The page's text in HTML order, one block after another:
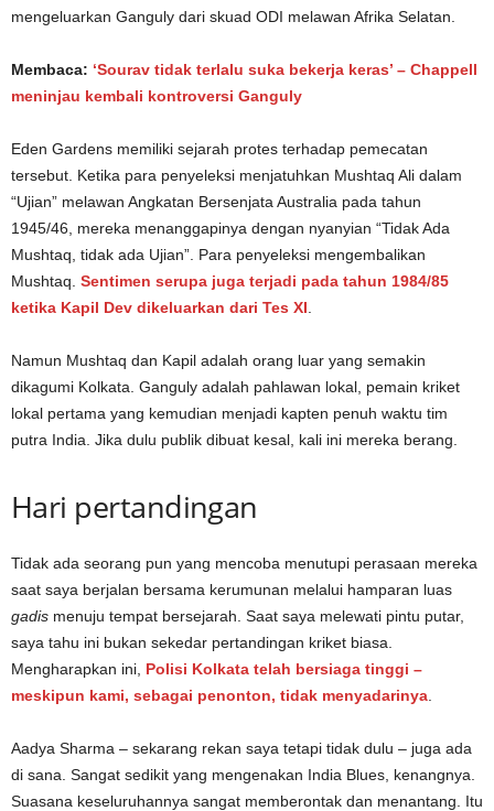
mengeluarkan Ganguly dari skuad ODI melawan Afrika Selatan.
Membaca: ‘Sourav tidak terlalu suka bekerja keras’ – Chappell
meninjau kembali kontroversi Ganguly
Eden Gardens memiliki sejarah protes terhadap pemecatan
tersebut. Ketika para penyeleksi menjatuhkan Mushtaq Ali dalam
“Ujian” melawan Angkatan Bersenjata Australia pada tahun
1945/46, mereka menanggapinya dengan nyanyian “Tidak Ada
Mushtaq, tidak ada Ujian”. Para penyeleksi mengembalikan
Mushtaq. Sentimen serupa juga terjadi pada tahun 1984/85
ketika Kapil Dev dikeluarkan dari Tes XI
Namun Mushtaq dan Kapil adalah orang luar yang semakin
dikagumi Kolkata. Ganguly adalah pahlawan lokal, pemain kriket
lokal pertama yang kemudian menjadi kapten penuh waktu tim
putra India. Jika dulu publik dibuat kesal, kali ini mereka berang.
Hari pertandingan
Tidak ada seorang pun yang mencoba menutupi perasaan mereka
saat saya berjalan bersama kerumunan melalui hamparan luas
gadis menuju tempat bersejarah. Saat saya melewati pintu putar,
saya tahu ini bukan sekedar pertandingan kriket biasa.
Mengharapkan ini, Polisi Kolkata telah bersiaga tinggi –
meskipun kami, sebagai penonton, tidak menyadarinya
Aadya Sharma – sekarang rekan saya tetapi tidak dulu – juga ada
di sana. Sangat sedikit yang mengenakan India Blues, kenangnya.
Suasana keseluruhannya sangat memberontak dan menantang. Itu